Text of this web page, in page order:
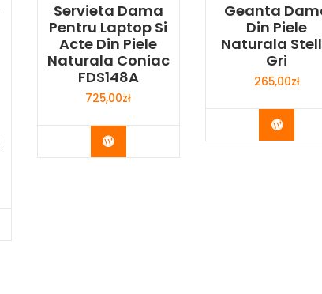
Servieta Dama
Pentru Laptop Si
Acte Din Piele
Naturala Coniac
FDS148A
725,00zł
Buy Now
Geanta
Din Piele
Naturala
Gri
265,00zł
Buy Now